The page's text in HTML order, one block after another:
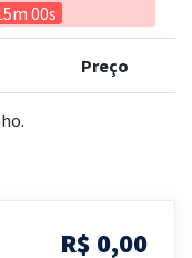
00s
Preço
R$ 0,00